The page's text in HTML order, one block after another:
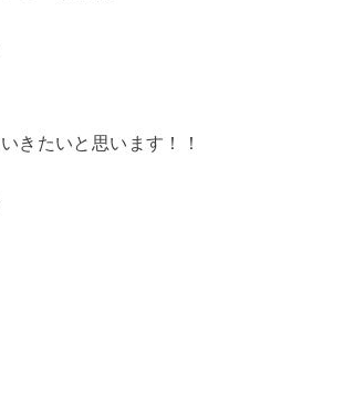
きたいと思います！！